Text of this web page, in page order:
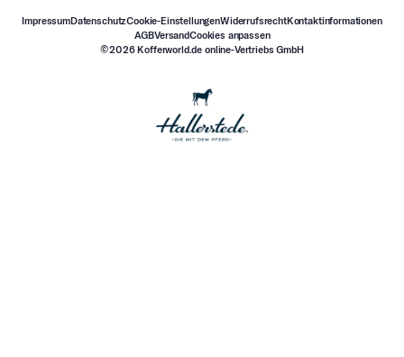
ImpressumDatenschutzCookie-EinstellungenWiderrufsrechtKontaktinformationen
AGBVersandCookies anpassen
©2026 Kofferworld.de online-Vertriebs GmbH